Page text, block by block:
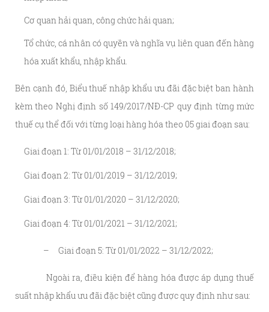
Cơ quan hải quan, công chức hải quan;
Tổ chức, cá nhân có quyền và nghĩa vụ liên quan đến hàng
hóa xuất khẩu, nhập khẩu.
Bên cạnh đó, Biểu thuế nhập khẩu ưu đãi đặc biệt ban hành
kèm theo Nghị định số 149/2017/NĐ-CP quy định từng mức
thuế cụ thể đối với từng loại hàng hóa theo 05 giai đoạn sau:
Giai đoạn 1: Từ 01/01/2018 – 31/12/2018;
Giai đoạn 2: Từ 01/01/2019 – 31/12/2019;
Giai đoạn 3: Từ 01/01/2020 – 31/12/2020;
Giai đoạn 4: Từ 01/01/2021 – 31/12/2021;
– Giai đoạn 5: Từ 01/01/2022 – 31/12/2022;
Ngoài ra, điều kiện để hàng hóa được áp dụng thuế
suất nhập khẩu ưu đãi đặc biệt cũng được quy định như sau: